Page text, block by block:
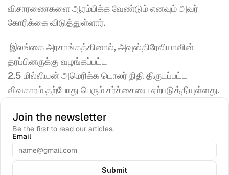
விசாரணைகளை ஆரம்பிக்க வேண்டும் எனவும் அவர்
கோரிக்கை விடுத்துள்ளார்.
இலங்கை அரசாங்கத்தினால், அவுஸ்திரேலியாவின்
தரப்பினருக்கு வழங்கப்பட்ட
2.5 மில்லியன் அமெரிக்க டொலர் நிதி திருடப்பட்ட
Join the newsletter
Be the first to read our articles.
Email
Submit